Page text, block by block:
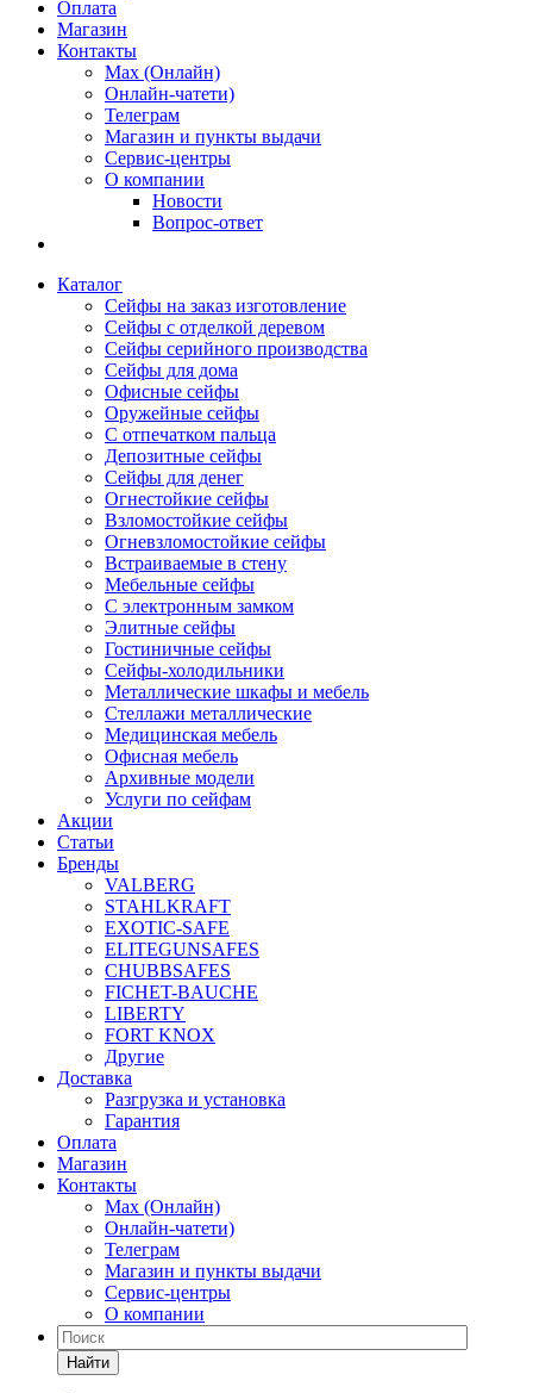
Оплата
Магазин
Контакты
Max (Онлайн)
Онлайн-чатети)
Телеграм
Магазин и пункты выдачи
Сервис-центры
О компании
Новости
Вопрос-ответ
Каталог
Сейфы на заказ изготовление
Сейфы с отделкой деревом
Сейфы серийного производства
Сейфы для дома
Офисные сейфы
Оружейные сейфы
С отпечатком пальца
Депозитные сейфы
Сейфы для денег
Огнестойкие сейфы
Взломостойкие сейфы
Огневзломостойкие сейфы
Встраиваемые в стену
Мебельные сейфы
С электронным замком
Элитные сейфы
Гостиничные сейфы
Сейфы-холодильники
Металлические шкафы и мебель
Стеллажи металлические
Медицинская мебель
Офисная мебель
Архивные модели
Услуги по сейфам
Акции
Статьи
Бренды
VALBERG
STAHLKRAFT
EXOTIC-SAFE
ELITEGUNSAFES
CHUBBSAFES
FICHET-BAUCHE
LIBERTY
FORT KNOX
Другие
Доставка
Разгрузка и установка
Гарантия
Оплата
Магазин
Контакты
Max (Онлайн)
Онлайн-чатети)
Телеграм
Магазин и пункты выдачи
Сервис-центры
О компании
Найти